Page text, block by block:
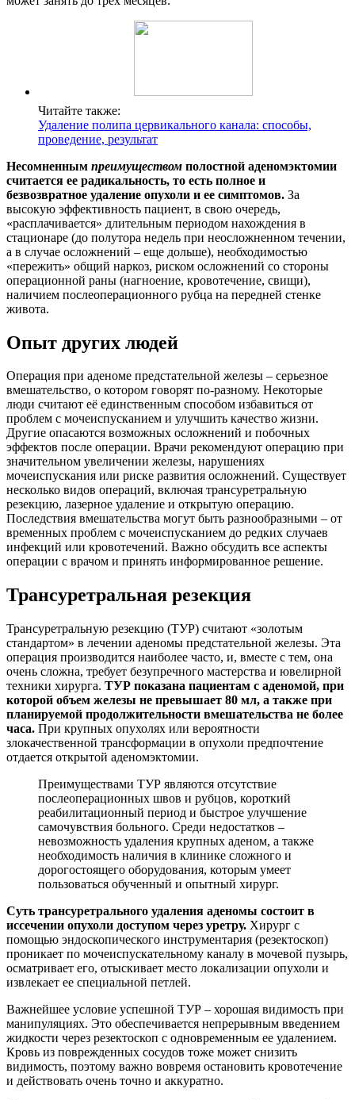
Читайте также:
Удаление полипа цервикального канала: способы,
проведение, результат
Несомненным преимуществом полостной аденомэктомии
считается ее радикальность, то есть полное и
безвозвратное удаление опухоли и ее симптомов. За
высокую эффективность пациент, в свою очередь,
«расплачивается» длительным периодом нахождения в
стационаре (до полутора недель при неосложненном течении,
а в случае осложнений – еще дольше), необходимостью
«пережить» общий наркоз, риском осложнений со стороны
операционной раны (нагноение, кровотечение, свищи),
наличием послеоперационного рубца на передней стенке
живота.
Опыт других людей
Операция при аденоме предстательной железы – серьезное
вмешательство, о котором говорят по-разному. Некоторые
люди считают её единственным способом избавиться от
проблем с мочеиспусканием и улучшить качество жизни.
Другие опасаются возможных осложнений и побочных
эффектов после операции. Врачи рекомендуют операцию при
значительном увеличении железы, нарушениях
мочеиспускания или риске развития осложнений. Существует
несколько видов операций, включая трансуретральную
резекцию, лазерное удаление и открытую операцию.
Последствия вмешательства могут быть разнообразными – от
временных проблем с мочеиспусканием до редких случаев
инфекций или кровотечений. Важно обсудить все аспекты
операции с врачом и принять информированное решение.
Трансуретральная резекция
Трансуретральную резекцию (ТУР) считают «золотым
стандартом» в лечении аденомы предстательной железы. Эта
операция производится наиболее часто, и, вместе с тем, она
очень сложна, требует безупречного мастерства и ювелирной
техники хирурга. ТУР показана пациентам с аденомой, при
которой объем железы не превышает 80 мл, а также при
планируемой продолжительности вмешательства не более
часа. При крупных опухолях или вероятности
злокачественной трансформации в опухоли предпочтение
отдается открытой аденомэктомии.
Преимуществами ТУР являются отсутствие
послеоперационных швов и рубцов, короткий
реабилитационный период и быстрое улучшение
самочувствия больного. Среди недостатков –
невозможность удаления крупных аденом, а также
необходимость наличия в клинике сложного и
дорогостоящего оборудования, которым умеет
пользоваться обученный и опытный хирург.
Суть трансуретрального удаления аденомы состоит в
иссечении опухоли доступом через уретру. Хирург с
помощью эндоскопического инструментария (резектоскоп)
проникает по мочеиспускательному каналу в мочевой пузырь,
осматривает его, отыскивает место локализации опухоли и
извлекает ее специальной петлей.
Важнейшее условие успешной ТУР – хорошая видимость при
манипуляциях. Это обеспечивается непрерывным введением
жидкости через резектоскоп с одновременным ее удалением.
Кровь из поврежденных сосудов тоже может снизить
видимость, поэтому важно вовремя остановить кровотечение
и действовать очень точно и аккуратно.